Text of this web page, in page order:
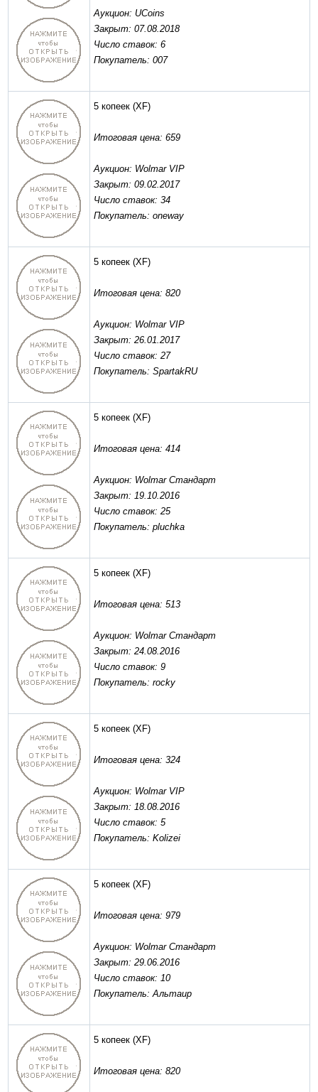
Аукцион: UCoins
Закрыт: 07.08.2018
Число ставок: 6
Покупатель: 007
5 копеек (XF)
Итоговая цена: 659
Аукцион: Wolmar VIP
Закрыт: 09.02.2017
Число ставок: 34
Покупатель: oneway
5 копеек (XF)
Итоговая цена: 820
Аукцион: Wolmar VIP
Закрыт: 26.01.2017
Число ставок: 27
Покупатель: SpartakRU
5 копеек (XF)
Итоговая цена: 414
Аукцион: Wolmar Стандарт
Закрыт: 19.10.2016
Число ставок: 25
Покупатель: pluchka
5 копеек (XF)
Итоговая цена: 513
Аукцион: Wolmar Стандарт
Закрыт: 24.08.2016
Число ставок: 9
Покупатель: rocky
5 копеек (XF)
Итоговая цена: 324
Аукцион: Wolmar VIP
Закрыт: 18.08.2016
Число ставок: 5
Покупатель: Kolizei
5 копеек (XF)
Итоговая цена: 979
Аукцион: Wolmar Стандарт
Закрыт: 29.06.2016
Число ставок: 10
Покупатель: Альтаир
5 копеек (XF)
Итоговая цена: 820